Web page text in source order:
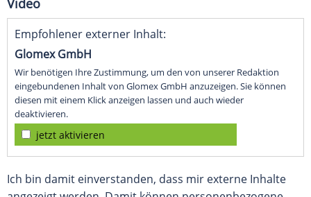
Video
Empfohlener externer Inhalt:
Glomex GmbH
Wir benötigen Ihre Zustimmung, um den von unserer Redaktion
eingebundenen Inhalt von Glomex GmbH anzuzeigen. Sie können
diesen mit einem Klick anzeigen lassen und auch wieder
deaktivieren.
jetzt aktivieren
Ich bin damit einverstanden, dass mir externe Inhalte